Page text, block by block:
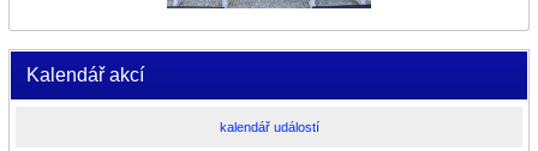
Kalendář akcí
kalendář událostí